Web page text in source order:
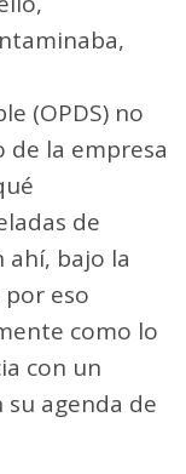
(OPDS) no
la empresa
de
ahí, bajo la
eso
como lo
con un
agenda de